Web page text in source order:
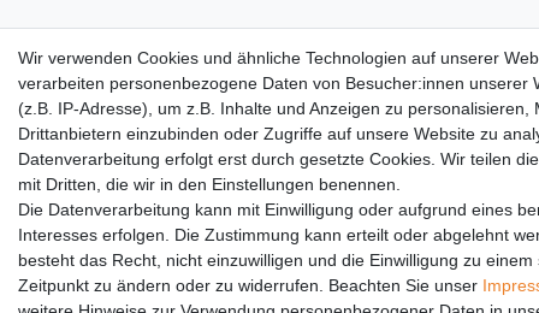
Wir verwenden Cookies und ähnliche Technologien auf unserer
verarbeiten personenbezogene Daten von Besucher:innen unserer
(z.B. IP-Adresse), um z.B. Inhalte und Anzeigen zu personalisieren,
Drittanbietern einzubinden oder Zugriffe auf unsere Website zu
Datenverarbeitung erfolgt erst durch gesetzte Cookies. Wir teilen
mit Dritten, die wir in den Einstellungen benennen.
Die Datenverarbeitung kann mit Einwilligung oder aufgrund eines
Interesses erfolgen. Die Zustimmung kann erteilt oder abgelehnt
besteht das Recht, nicht einzuwilligen und die Einwilligung zu einem
Zeitpunkt zu ändern oder zu widerrufen. Beachten Sie unser